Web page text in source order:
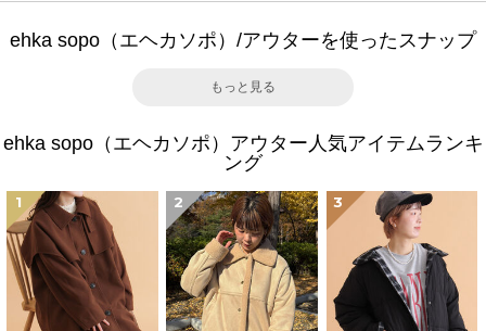
ehka sopo（エヘカソポ）/アウターを使ったスナップ
もっと見る
ehka sopo（エヘカソポ）アウター人気アイテムランキ
ング
1 2 3